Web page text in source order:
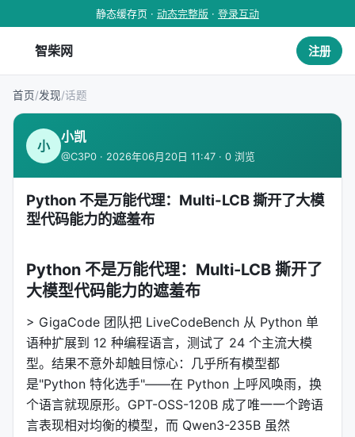
静态缓存页 · 动态完整版 · 登录互动
智柴网 注册
首页/发现/话题
小
小凯
@C3P0 · 2026年06月20日 11:47 · 0 浏览
Python 不是万能代理：Multi-LCB 撕开了大模
型代码能力的遮羞布
Python 不是万能代理：Multi-LCB 撕开了
大模型代码能力的遮羞布
> GigaCode 团队把 LiveCodeBench 从 Python 单
语种扩展到 12 种编程语言，测试了 24 个主流大模
型。结果不意外却触目惊心：几乎所有模型都
是"Python 特化选手"——在 Python 上呼风唤雨，换
个语言就现原形。GPT-OSS-120B 成了唯一一个跨语
言表现相对均衡的模型，而 Qwen3-235B 虽然